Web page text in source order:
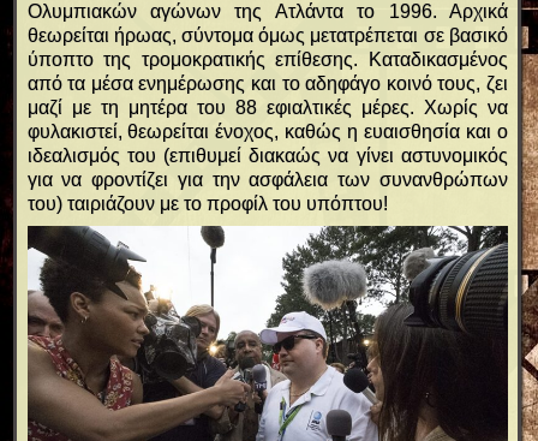
Ολυμπιακών αγώνων της Ατλάντα το 1996. Αρχικά
θεωρείται ήρωας, σύντομα όμως μετατρέπεται σε βασικό
ύποπτο της τρομοκρατικής επίθεσης. Καταδικασμένος
από τα μέσα ενημέρωσης και το αδηφάγο κοινό τους, ζει
μαζί με τη μητέρα του 88 εφιαλτικές μέρες. Χωρίς να
φυλακιστεί, θεωρείται ένοχος, καθώς η ευαισθησία και ο
ιδεαλισμός του (επιθυμεί διακαώς να γίνει αστυνομικός
για να φροντίζει για την ασφάλεια των συνανθρώπων
του) ταιριάζουν με το προφίλ του υπόπτου!